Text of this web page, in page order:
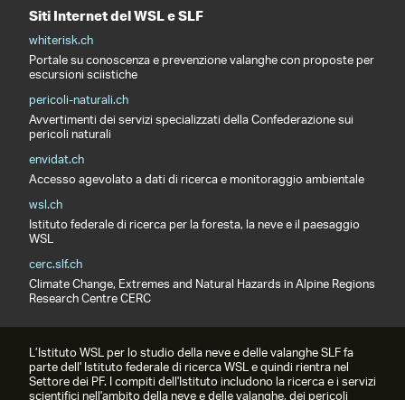
Siti Internet del WSL e SLF
whiterisk.ch
Portale su conoscenza e prevenzione valanghe con proposte per
escursioni sciistiche
pericoli-naturali.ch
Avvertimenti dei servizi specializzati della Confederazione sui
pericoli naturali
envidat.ch
Accesso agevolato a dati di ricerca e monitoraggio ambientale
wsl.ch
Istituto federale di ricerca per la foresta, la neve e il paesaggio
WSL
cerc.slf.ch
Climate Change, Extremes and Natural Hazards in Alpine Regions
Research Centre CERC
L’Istituto WSL per lo studio della neve e delle valanghe SLF fa
parte dell' Istituto federale di ricerca WSL e quindi rientra nel
Settore dei PF. I compiti dell'Istituto includono la ricerca e i servizi